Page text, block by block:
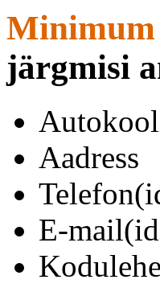
Minimum
järgmisi
Aadress
E-